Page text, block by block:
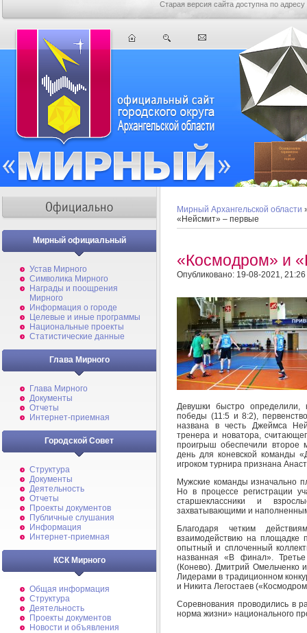
Старая версия сайта доступна по адресу
Мирный официальный
Устав Мирного
Символика Мирного
Награды и поощрения
Мирного
Информация о городе
Целевые и иные программы
Национальные проекты
Статистические данные
Глава Мирного
Глава Мирного
Документы
Отчеты
Интернет-приемная
Городской Совет
Структура
Документы
Деятельность
Отчеты
Проекты документов
Публичные слушания
Информация
Интернет-приемная
КСК Мирного
Общая информация
Структура
Деятельность
Проекты документов
Новости и объявления
Мирный Архангельской области
«Нейсмит» – первые
«Космодром» и
Опубликовано: 19-08-2021, 21:26
Девушки быстро определили,
победы (11:5 и 8:2),
названа в честь Джеймса
тренера и новатора,
проигрыш обеспечили второе
день для коневской команды
игроком турнира признана
Мужские команды изначально
Но в процессе регистрации
старшеклассники и
захватывающими и
Благодаря четким
взаимодействию на площадке
опытный и сплоченный
названная «В финал».
(Конево). Дмитрий Омельченко
Лидерами в традиционном
и Никита Легостаев
Соревнования проводились в
норма жизни» национального